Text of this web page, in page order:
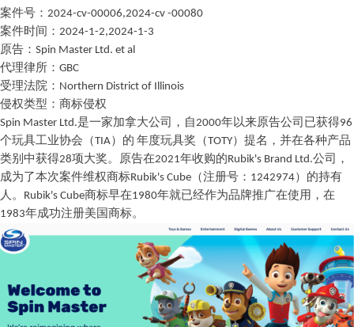
案件号 ： 2024-cv-00006,2024-cv -00080
案件时间 ： 2024-1-2,2024-1-3
原告： Spin Master Ltd. et al
代理律所 ： GBC
受理法院： Northern District of Illinois
侵权类型：商标侵权
Spin Master Ltd.是一家加拿大公司， 自 2000年以来原告公司已获得96
个玩具工业协会 （ TIA ） 的 年度玩具奖 （ TOTY ）提名，并在各种产品
类别中获得28项大奖。原告在2021年收购 的 Rubik's Brand Ltd.公司，
成为了本次案件维权商标Rubik's Cube （注册号 ： 1242974 ）的持有
人。 Rubik's Cube商标早在1980年就已经作为品牌推广在使用， 在
1983年成功注册美国商标。